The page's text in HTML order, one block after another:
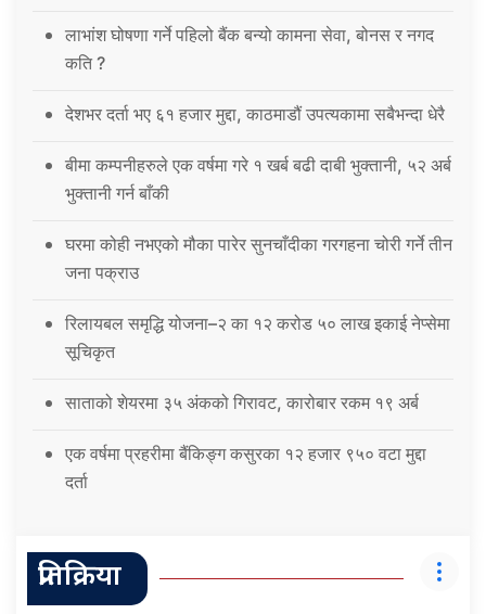
लाभांश घोषणा गर्ने पहिलो बैंक बन्यो कामना सेवा, बोनस र नगद
कति ?
देशभर दर्ता भए ६१ हजार मुद्दा, काठमाडौं उपत्यकामा सबैभन्दा धेरै
बीमा कम्पनीहरुले एक वर्षमा गरे १ खर्ब बढी दाबी भुक्तानी, ५२ अर्ब
भुक्तानी गर्न बाँकी
घरमा कोही नभएको मौका पारेर सुनचाँदीका गरगहना चोरी गर्ने तीन
जना पक्राउ
रिलायबल समृद्धि योजना–२ का १२ करोड ५० लाख इकाई नेप्सेमा
सूचिकृत
साताको शेयरमा ३५ अंकको गिरावट, कारोबार रकम १९ अर्ब
एक वर्षमा प्रहरीमा बैंकिङ्ग कसुरका १२ हजार ९५० वटा मुद्दा
दर्ता
प्रतिक्रिया